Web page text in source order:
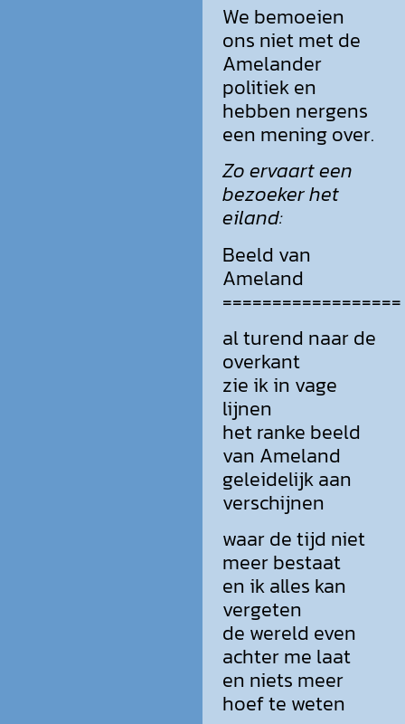
We bemoeien
ons niet met de
Amelander
politiek en
hebben nergens
een mening over.
Zo ervaart een
bezoeker het
eiland:
Beeld van
Ameland
==================
al turend naar de
overkant
zie ik in vage
lijnen
het ranke beeld
van Ameland
geleidelijk aan
verschijnen
waar de tijd niet
meer bestaat
en ik alles kan
vergeten
de wereld even
achter me laat
en niets meer
hoef te weten